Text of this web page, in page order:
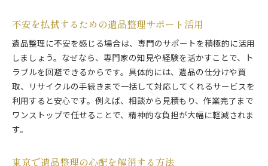
不安を払拭するための遺品整理サポート活用
遺品整理に不安を感じる場合は、専門のサポートを積極的に活用
しましょう。なぜなら、専門家の知見や経験を活かすことで、ト
ラブルを回避できるからです。具体的には、遺品の仕分けや買
取、リサイクルの手続きまで一括して対応してくれるサービスを
利用すると安心です。例えば、相談から見積もり、作業完了まで
ワンストップで任せることで、精神的な負担が大幅に軽減されま
す。
東京で遺品整理の心配を解消する方法